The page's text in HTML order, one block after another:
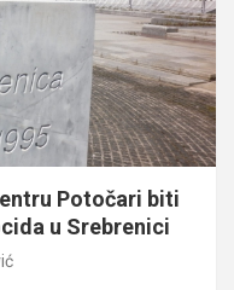
Potočari biti
u Srebrenici